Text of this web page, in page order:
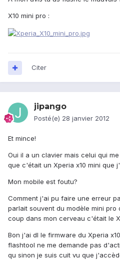
X10 mini pro :
Citer
jipango
Posté(e) 28 janvier 2012
Et mince!
Oui il a un clavier mais celui qui
que c'était un Xperia x10 mini que
Mon mobile est foutu?
Comment j'ai pu faire une erreur
parlait souvent du modèle mini pro
coup dans mon cerveau c'était le
Bon j'ai dl le firmware du Xperia
flashtool ne me demande pas
qu sinon je suis cuit vu que